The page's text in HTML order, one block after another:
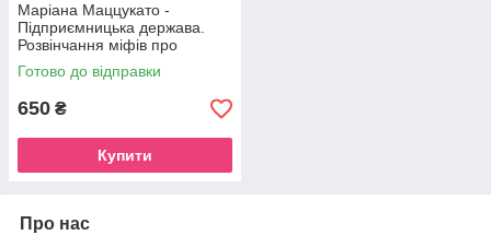
Маріана Маццукато -
Підприємницька держава.
Розвінчання міфів про
державний і приватний
сектори
Готово до відправки
650 ₴
Купити
Про нас